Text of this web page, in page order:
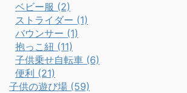
ベビー服 (2)
ストライダー (1)
バウンサー (1)
抱っこ紐 (11)
子供乗せ自転車 (6)
便利 (21)
子供の遊び場 (59)